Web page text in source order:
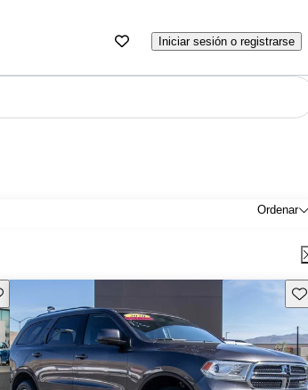
Iniciar sesión o registrarse
Ordenar
este Aviso